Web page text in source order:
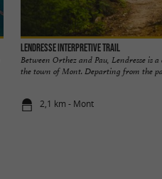
Lendresse interpretive trail
Between Orthez and Pau, Lendresse is
the town of Mont. Departing from the
2,1 km - Mont